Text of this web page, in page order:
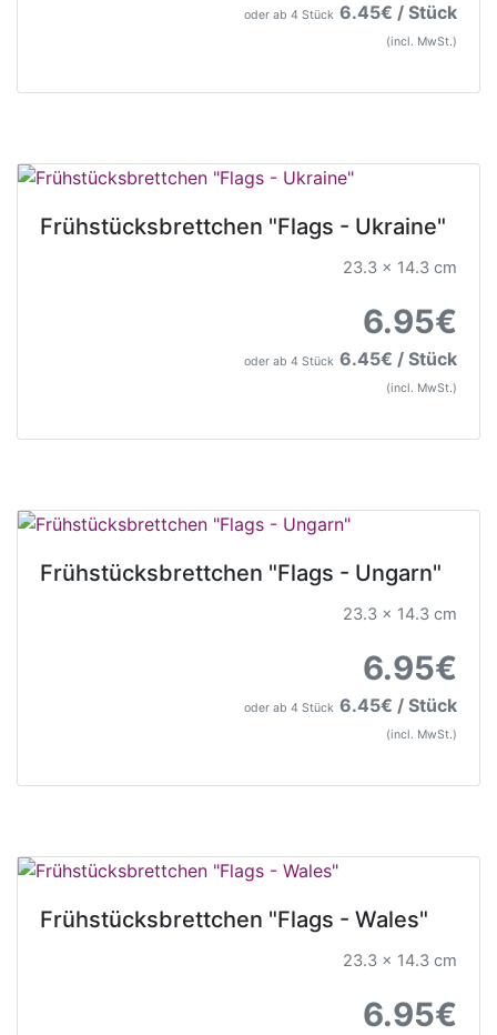
oder ab 4 Stück 6.45€ / Stück
(incl. MwSt.)
Frühstücksbrettchen "Flags - Ukraine"
23.3 x 14.3 cm
6.95€
oder ab 4 Stück 6.45€ / Stück
(incl. MwSt.)
Frühstücksbrettchen "Flags - Ungarn"
23.3 x 14.3 cm
6.95€
oder ab 4 Stück 6.45€ / Stück
(incl. MwSt.)
Frühstücksbrettchen "Flags - Wales"
23.3 x 14.3 cm
6.95€